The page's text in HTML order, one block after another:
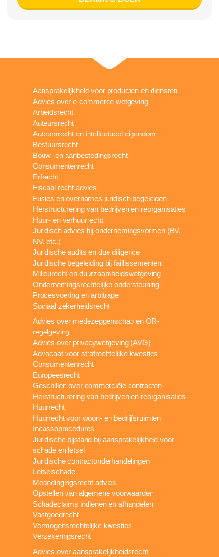
Aansprakelijkheid voor producten en diensten
Advies over e-commerce wetgeving
Arbeidsrecht
Auteursrecht
Auteursrecht en intellectueel eigendom
Bestuursrecht
Bouw- en aanbestedingsrecht
Consumentenrecht
Erfrecht
Fiscaal recht advies
Fusies en overnames juridisch begeleiden
Herstructurering van bedrijven en reorganisaties
Huur- en verhuurrecht
Juridisch advies bij ondernemingsvormen (BV,
NV, etc.)
Juridische audits en due diligence
Juridische begeleiding bij faillissementen
Milieurecht en duurzaamheidswetgeving
Ondernemingsrechtelijke ondersteuning
Procesvoering en arbitrage
Sociaal zekerheidsrecht
Advies over medezeggenschap en OR-
regelgeving
Advies over privacywetgeving (AVG)
Advocaat voor strafrechtelijke kwesties
Consumentenrecht
Europeesrecht
Geschillen over commerciële contracten
Herstructurering van bedrijven en reorganisaties
Huurrecht
Huurrecht voor woon- en bedrijfsruimten
Incassoprocedures
Juridische bijstand bij aansprakelijkheid voor
schade en letsel
Juridische contractonderhandelingen
Letselschade
Mededingingsrecht advies
Opstellen van algemene voorwaarden
Schadeclaims indienen en afhandelen
Vastgoedrecht
Vermogensrechtelijke kwesties
Verzekeringsrecht
Advies over aansprakelijkheidsrecht